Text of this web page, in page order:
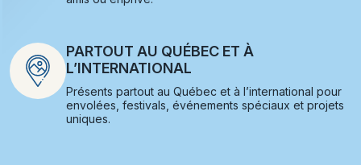
PARTOUT AU QUÉBEC ET À
L’INTERNATIONAL
Présents partout au Québec et à l’international pour
envolées, festivals, événements spéciaux et projets
uniques.